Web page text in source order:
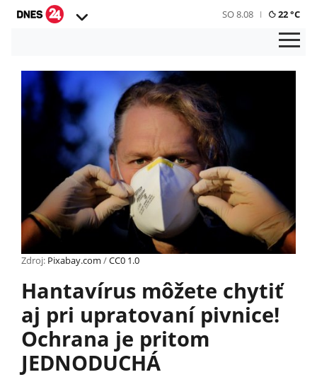
SO 8.08 22 °C
Zdroj: Pixabay.com /CC0 1.0
Hantavírus môžete chytiť
aj pri upratovaní pivnice!
Ochrana je pritom
JEDNODUCHÁ